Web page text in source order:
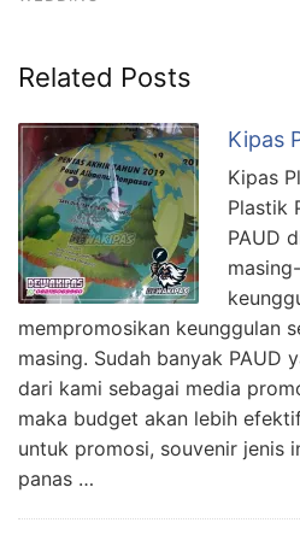
Related Posts
Kipas
Kipas
Plastik
PAUD
mempromosikan keunggulan
masing. Sudah banyak PAUD
dari kami sebagai media
maka budget akan lebih
untuk promosi, souvenir jenis
panas …